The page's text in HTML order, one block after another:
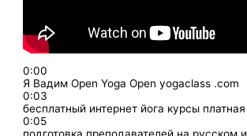
0:00
Я Вадим Open Yoga Open yogaclass .com
0:03
бесплатный интернет йога курсы платная
0:05